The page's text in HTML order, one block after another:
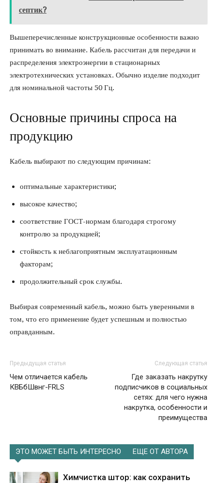
септик?
Вышеперечисленные конструкционные особенности важно
принимать во внимание. Кабель рассчитан для передачи и
распределения электроэнергии в стационарных
электротехнических установках. Обычно изделие подходит
для номинальной частоты 50 Гц.
Основные причины спроса на
продукцию
Кабель выбирают по следующим причинам:
оптимальные характеристики;
высокое качество;
соответствие ГОСТ-нормам благодаря строгому
контролю за продукцией;
стойкость к неблагоприятным эксплуатационным
факторам;
продолжительный срок службы.
Выбирая современный кабель, можно быть уверенными в
том, что его применение будет успешным и полностью
оправданным.
Предыдущая статья
Чем отличается кабель
КВБбШвнг-FRLS
Следующая статья
Где заказать накрутку
подписчиков в социальных
сетях: для чего нужна
накрутка, особенности и
преимущества
ЭТО МОЖЕТ БЫТЬ ИНТЕРЕСНО ЕЩЕ ОТ АВТОРА
Химчистка штор: как сохранить